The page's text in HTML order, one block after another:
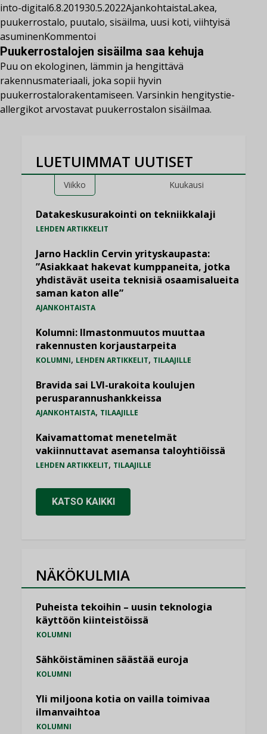
into-digital6.8.201930.5.2022AjankohtaistaLakea,
puukerrostalo, puutalo, sisäilma, uusi koti, viihtyisä
asuminenKommentoi
Puukerrostalojen sisäilma saa kehuja
Puu on ekologinen, lämmin ja hengittävä
rakennusmateriaali, joka sopii hyvin
puukerrostalorakentamiseen. Varsinkin hengitystie­
allergikot arvostavat puukerrostalon sisäilmaa.
LUETUIMMAT UUTISET
Viikko Kuukausi
Datakeskusurakointi on tekniikkalaji
LEHDEN ARTIKKELIT
Jarno Hacklin Cervin yrityskaupasta:
”Asiakkaat hakevat kumppaneita, jotka
yhdistävät useita teknisiä osaamisalueita
saman katon alle”
AJANKOHTAISTA
Kolumni: Ilmastonmuutos muuttaa
rakennusten korjaustarpeita
KOLUMNI, LEHDEN ARTIKKELIT, TILAAJILLE
Bravida sai LVI-urakoita koulujen
perusparannushankkeissa
AJANKOHTAISTA, TILAAJILLE
Kaivamattomat menetelmät
vakiinnuttavat asemansa taloyhtiöissä
LEHDEN ARTIKKELIT, TILAAJILLE
KATSO KAIKKI
NÄKÖKULMIA
Puheista tekoihin – uusin teknologia
käyttöön kiinteistöissä
KOLUMNI
Sähköistäminen säästää euroja
KOLUMNI
Yli miljoona kotia on vailla toimivaa
ilmanvaihtoa
KOLUMNI